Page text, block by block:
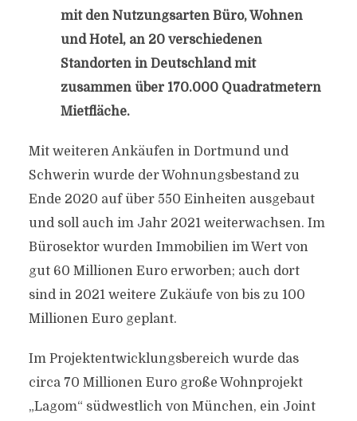
mit den Nutzungsarten Büro, Wohnen
und Hotel, an 20 verschiedenen
Standorten in Deutschland mit
zusammen über 170.000 Quadratmetern
Mietfläche.
Mit weiteren Ankäufen in Dortmund und
Schwerin wurde der Wohnungsbestand zu
Ende 2020 auf über 550 Einheiten ausgebaut
und soll auch im Jahr 2021 weiterwachsen. Im
Bürosektor wurden Immobilien im Wert von
gut 60 Millionen Euro erworben; auch dort
sind in 2021 weitere Zukäufe von bis zu 100
Millionen Euro geplant.
Im Projektentwicklungsbereich wurde das
circa 70 Millionen Euro große Wohnprojekt
„Lagom“ südwestlich von München, ein Joint